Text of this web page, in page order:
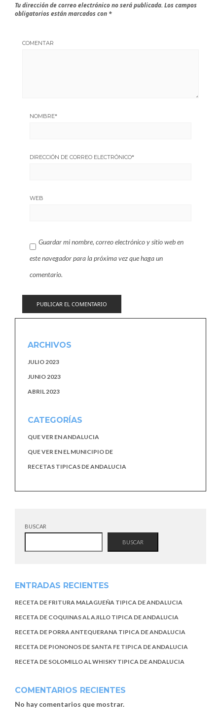
Tu dirección de correo electrónico no será publicada. Los campos
obligatorios están marcados con *
COMENTAR
NOMBRE*
DIRECCIÓN DE CORREO ELECTRÓNICO*
WEB
Guardar mi nombre, correo electrónico y sitio web en
este navegador para la próxima vez que haga un
comentario.
ARCHIVOS
JULIO 2023
JUNIO 2023
ABRIL 2023
CATEGORÍAS
QUE VER EN ANDALUCIA
QUE VER EN EL MUNICIPIO DE
RECETAS TIPICAS DE ANDALUCIA
BUSCAR
BUSCAR
ENTRADAS RECIENTES
RECETA DE FRITURA MALAGUEÑA TIPICA DE ANDALUCIA
RECETA DE COQUINAS AL AJILLO TIPICA DE ANDALUCIA
RECETA DE PORRA ANTEQUERANA TIPICA DE ANDALUCIA
RECETA DE PIONONOS DE SANTA FE TIPICA DE ANDALUCIA
RECETA DE SOLOMILLO AL WHISKY TIPICA DE ANDALUCIA
COMENTARIOS RECIENTES
No hay comentarios que mostrar.